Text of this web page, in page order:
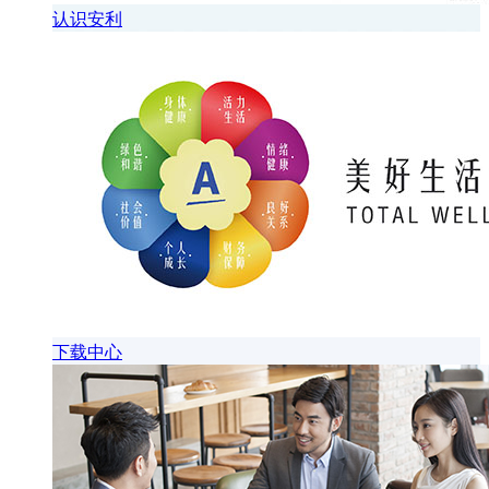
认识安利
下载中心